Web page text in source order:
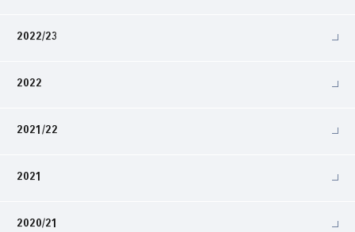
2022/23
2022
2021/22
2021
2020/21